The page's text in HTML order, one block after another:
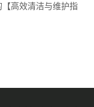
高效清洁与维护指